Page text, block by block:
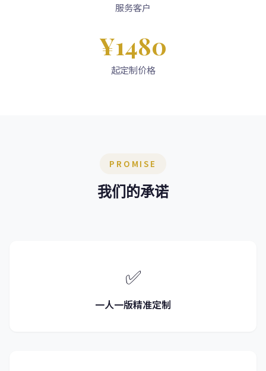
服务客户
¥1480
起定制价格
PROMISE
我们的承诺
✅
一人一版精准定制